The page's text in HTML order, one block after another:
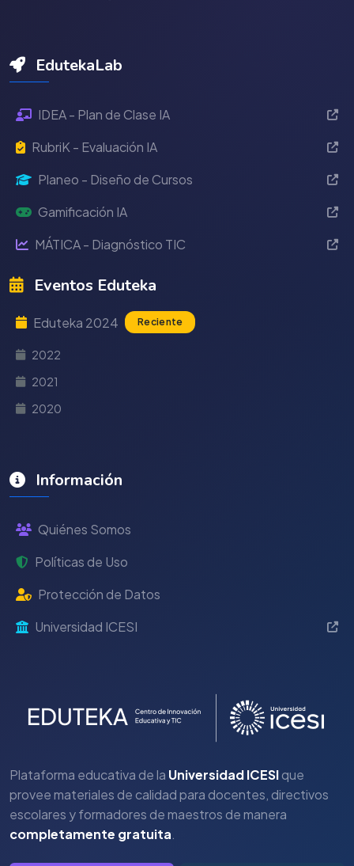
EdutekaLab
IDEA - Plan de Clase IA
RubriK - Evaluación IA
Planeo - Diseño de Cursos
Gamificación IA
MÁTICA - Diagnóstico TIC
Eventos Eduteka
Eduteka 2024 Reciente
2022
2021
2020
Información
Quiénes Somos
Políticas de Uso
Protección de Datos
Universidad ICESI
Plataforma educativa de la Universidad ICESIque
provee materiales de calidad para docentes, directivos
escolares y formadores de maestros de manera
completamente gratuita.